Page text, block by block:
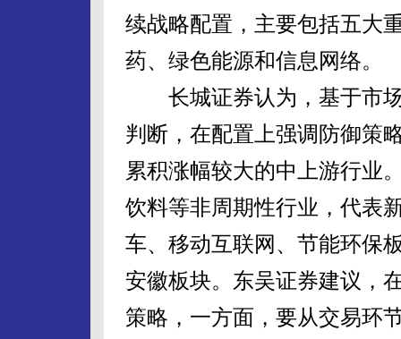
续战略配置，主要包括五大
药、绿色能源和信息网络。
长城证券认为，基于市场
判断，在配置上强调防御策
累积涨幅较大的中上游行业
饮料等非周期性行业，代表
车、移动互联网、节能环保
安徽板块。东吴证券建议，
策略，一方面，要从交易环